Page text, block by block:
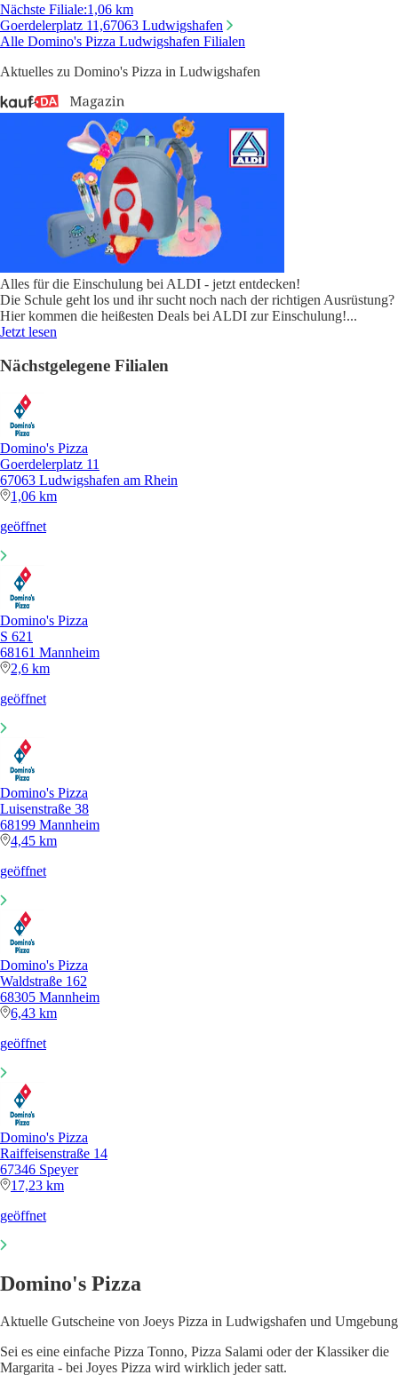
Nächste Filiale:1,06 km
Goerdelerplatz 11,67063 Ludwigshafen
Alle Domino's Pizza Ludwigshafen Filialen
Aktuelles zu Domino's Pizza in Ludwigshafen
Alles für die Einschulung bei ALDI - jetzt entdecken!
Die Schule geht los und ihr sucht noch nach der richtigen Ausrüstung?
Hier kommen die heißesten Deals bei ALDI zur Einschulung!...
Jetzt lesen
Nächstgelegene Filialen
Domino's Pizza
Goerdelerplatz 11
67063 Ludwigshafen am Rhein
1,06 km
geöffnet
Domino's Pizza
S 621
68161 Mannheim
2,6 km
geöffnet
Domino's Pizza
Luisenstraße 38
68199 Mannheim
4,45 km
geöffnet
Domino's Pizza
Waldstraße 162
68305 Mannheim
6,43 km
geöffnet
Domino's Pizza
Raiffeisenstraße 14
67346 Speyer
17,23 km
geöffnet
Domino's Pizza
Aktuelle Gutscheine von Joeys Pizza in Ludwigshafen und Umgebung
Sei es eine einfache Pizza Tonno, Pizza Salami oder der Klassiker die
Margarita - bei Joyes Pizza wird wirklich jeder satt.